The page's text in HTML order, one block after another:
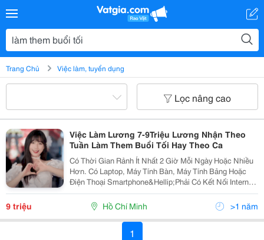
Trang Chủ Việc làm, tuyển dụng
Lọc nâng cao
Việc Làm Lương 7-9Triệu Lương Nhận Theo
Tuần Làm Them Buổi Tối Hay Theo Ca
Có Thời Gian Rảnh Ít Nhất 2 Giờ Mỗi Ngày Hoặc Nhiều
Hơn. Có Laptop, Máy Tính Bàn, Máy Tính Bảng Hoặc
Điện Thoại Smartphone&Hellip;Phải Có Kết Nối Internet
3G, 4G Hoặc Wifi. Số Lượng: 12 Nhân Viên. Trình Độ:
Trung Học Trở Lên. Nam/Nữ Từ 16 Tuổi Trở...
9 triệu Hồ Chí Minh >1 năm
1